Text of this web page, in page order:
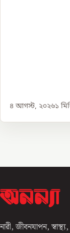
৪ আগস্ট, ২০২৬১
নারী, জীবনযাপন,